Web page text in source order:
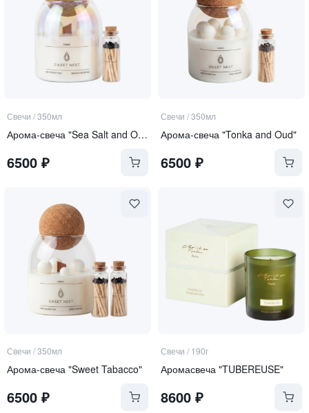
Свечи /350мл
Арома-свеча "Sea Salt and Orchid"
6500 ₽
Свечи /350мл
Арома-свеча "Tonka and Oud"
6500₽
Свечи /350мл
Арома-свеча "Sweet Tabacco"
6500 ₽
Свечи / 190г
Аромасвеча "TUBEREUSE"
8600₽